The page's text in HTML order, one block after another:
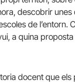
descobrir unes
de l’entorn.
a quina proposta
docent que